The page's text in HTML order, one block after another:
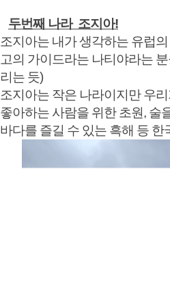
두번째 나라 조지아!
조지아는 내가 생각하는 유럽
고의 가이드라는 나티야라는
리는 듯)
조지아는 작은 나라이지만 우
좋아하는 사람을 위한 초원, 술
바다를 즐길 수 있는 흑해 등